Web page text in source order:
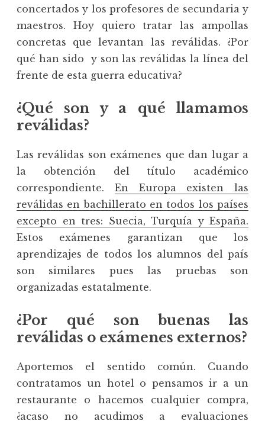
concertados y los profesores de secundaria y
maestros. Hoy quiero tratar las ampollas
concretas que levantan las reválidas. ¿Por
qué han sido y son las reválidas la línea del
frente de esta guerra educativa?
¿Qué son y a qué llamamos
reválidas?
Las reválidas son exámenes que dan lugar a
la obtención del título académico
correspondiente. En Europa existen las
reválidas en bachillerato en todos los países
excepto en tres: Suecia, Turquía y España.
Estos exámenes garantizan que los
aprendizajes de todos los alumnos del país
son similares pues las pruebas son
organizadas estatalmente.
¿Por qué son buenas las
reválidas o exámenes externos?
Aportemos el sentido común. Cuando
contratamos un hotel o pensamos ir a un
restaurante o hacemos cualquier compra,
¿acaso no acudimos a evaluaciones